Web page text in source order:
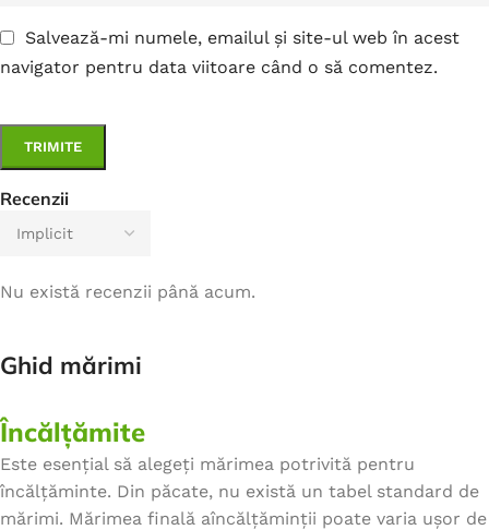
Recenzii
Nu există recenzii până acum.
Salvează-mi numele, emailul și site-ul web în acest
navigator pentru data viitoare când o să comentez.
Ghid mărimi
Încălțămite
Este esențial să alegeți mărimea potrivită pentru
încălțăminte. Din păcate, nu există un tabel standard de
mărimi. Mărimea finală aîncălțăminții poate varia ușor de